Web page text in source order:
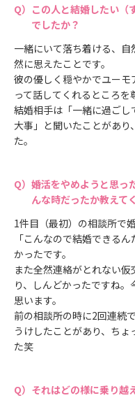
この人と結婚したい（
でしたか？
一緒にいて落ち着ける、
然に思えたことです。
彼の優しく穏やかでユー
って話してくれるところを
結婚相手は「一緒に過ご
大事」と聞いたことがあり
た。
婚活をやめようと思っ
んな時だったか教えて
1件目（最初）の相談所で
「こんなので結婚できる
かったです。
また全然連絡がとれない
り、しんどかったですね
思います。
前の相談所の時に2回連続
うけしたことがあり、ち
た笑
それはどの様に乗り越